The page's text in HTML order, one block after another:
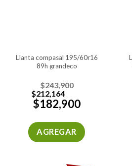
llanta compasal 195/60r16
89h grandeco
$243,900
$212,164
$182,900
AGREGAR
llanta rin 16 pcr fortune